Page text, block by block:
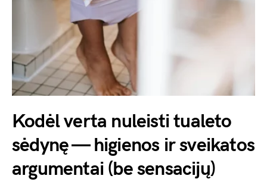
Kodėl verta nuleisti tualeto
sėdynę — higienos ir sveikatos
argumentai (be sensacijų)